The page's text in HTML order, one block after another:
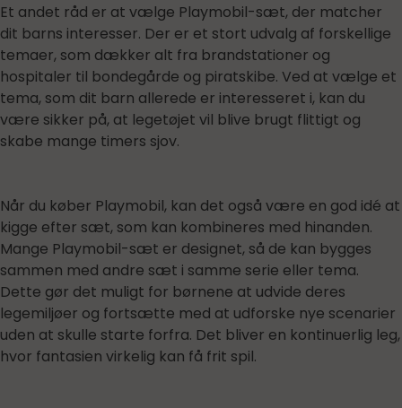
Et andet råd er at vælge Playmobil-sæt, der matcher
dit barns interesser. Der er et stort udvalg af forskellige
temaer, som dækker alt fra brandstationer og
hospitaler til bondegårde og piratskibe. Ved at vælge et
tema, som dit barn allerede er interesseret i, kan du
være sikker på, at legetøjet vil blive brugt flittigt og
skabe mange timers sjov.
Når du køber Playmobil, kan det også være en god idé at
kigge efter sæt, som kan kombineres med hinanden.
Mange Playmobil-sæt er designet, så de kan bygges
sammen med andre sæt i samme serie eller tema.
Dette gør det muligt for børnene at udvide deres
legemiljøer og fortsætte med at udforske nye scenarier
uden at skulle starte forfra. Det bliver en kontinuerlig leg,
hvor fantasien virkelig kan få frit spil.